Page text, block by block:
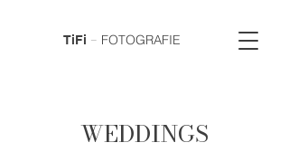
TiFi – FOTOGRAFIE
WEDDINGS